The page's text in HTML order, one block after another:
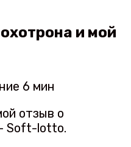
и мой
6 мин
отзыв о
Soft-lotto.